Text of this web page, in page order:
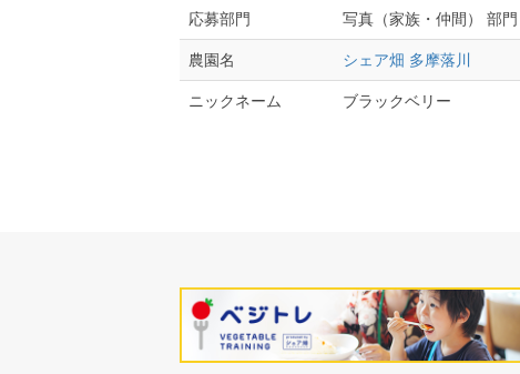
応募部門 写真（家族・仲間） 部門
農園名 シェア畑 多摩落川
ニックネーム ブラックベリー